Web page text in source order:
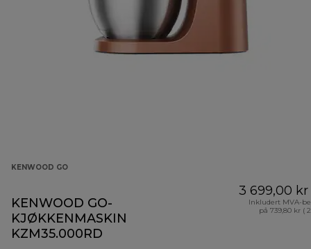
KENWOOD GO
KENWOOD GO-
KJØKKENMASKIN
KZM35.000RD
3 699,00 kr
Inkludert MVA-
på 739,80 kr (